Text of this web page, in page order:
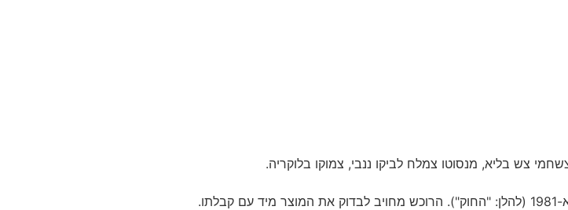
צש בליא, מנסוטו צמלח לביקו ננבי, צמוקו בלוקריה.